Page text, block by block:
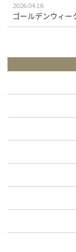
2026.04.16
ゴールデンウィー